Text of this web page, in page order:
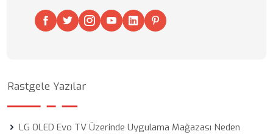
Rastgele Yazılar
LG OLED Evo TV Üzerinde Uygulama Mağazası Neden